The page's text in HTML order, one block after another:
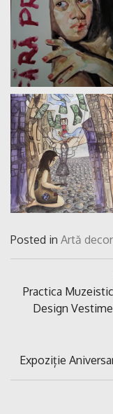
Posted in Artă
articole
Previous
Post:
Practica
Design
Next
Expoziție